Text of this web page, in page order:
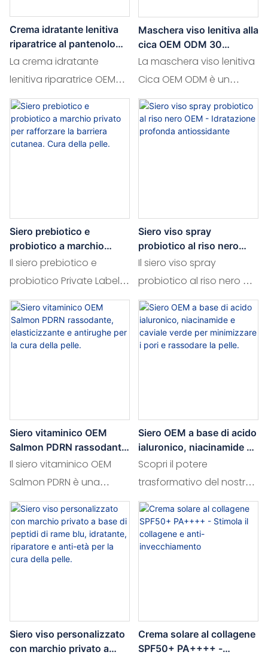
Questo lussuoso siero
idrata, rassoda e migliora
l'elasticità della pelle,
contribuendo a ridurre la
rughe per un incarnato
più radioso.
aiuta a ridurre le
imperfezioni, a
controllare la produzione
di sebo e a promuovere
uniforme, mantenendo al
contempo la pelle
Crema idratante lenitiva
riparatrice al pantenolo
OEM PDRN per la cura
della barriera cutanea
La crema idratante
lenitiva riparatrice OEM
PDRN Panthenol è
specificamente
formulata per migliorare
la protezione della
pantenolo. Questa
crema idratante leggera
lenisce le irritazioni, idrata
in profondità e favorisce
risultando la scelta ideale
per pelli sensibili o
danneggiate.
Maschera viso lenitiva alla
cica OEM ODM 30
secondi per idratazione
rapida e riparazione della
La maschera viso lenitiva
Cica OEM ODM è un
trattamento rigenerante
studiato per idratare in
profondità e riparare la
questa innovativa
maschera si trasforma al
momento
dell'applicazione,
sollievo lenitivo per un
incarnato fresco e
radioso.
Siero prebiotico e
probiotico a marchio
privato per rafforzare la
barriera cutanea. Cura
della pelle.
Il siero prebiotico e
probiotico Private Label è
una formulazione
all'avanguardia per la
cura della pelle, studiata
per rafforzare e
nutrienti, questo siero
favorisce un microbioma
equilibrato, migliorando
al contempo l'idratazione
per un aspetto radioso e
sano.
Siero viso spray
probiotico al riso nero
OEM - Idratazione
profonda antiossidante
Il siero viso spray
probiotico al riso nero di
OEM offre un'immediata
e rinfrescante
idratazione, sfruttando al
contempo le proprietà
solo rivitalizza e nutre la
pelle, ma contribuisce
anche a proteggerla
dagli agenti stressanti
incarnato sano e
luminoso.
Siero vitaminico OEM
Salmon PDRN rassodante,
elasticizzante e antirughe
per la cura della pelle.
Il siero vitaminico OEM
Salmon PDRN è una
potente soluzione per la
cura della pelle, studiata
per migliorarne la
compattezza e
vitamine, rivitalizza e
nutre la pelle, donandole
Siero OEM a base di acido
ialuronico, niacinamide e
caviale verde per
minimizzare i pori e
Scopri il potere
trasformativo del nostro
siero OEM all'acido
ialuronico, niacinamide e
caviale verde,
sapientemente
compattezza della pelle.
Arricchito con acido
Siero viso personalizzato
con marchio privato a
Crema solare al collagene
SPF50+ PA++++ -